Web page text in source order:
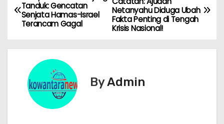
a
Netanyahu Diduga Ubah
Fakta Penting di Tengah
Krisis Nasional!
Tanduk: Gencatan
Senjata Hamas-Israel
Terancam Gagal
ByAdmin